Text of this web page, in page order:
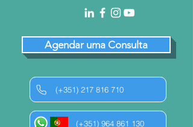
Agendar uma Consulta
(+351) 217 816 710
(+351) 964 861 130